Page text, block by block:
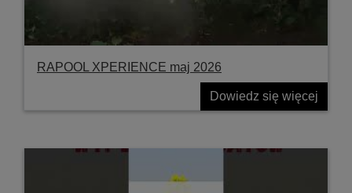
RAPOOL XPERIENCE maj 2026
Dowiedz się więcej